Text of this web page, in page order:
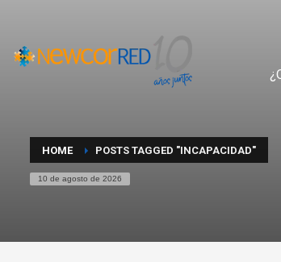
HOME POSTS TAGGED "INCAPACIDAD"
10 de agosto de 2026